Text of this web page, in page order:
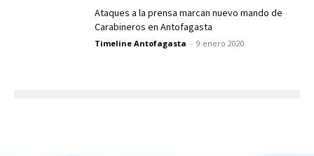
Ataques a la prensa marcan nuevo mando de
Carabineros en Antofagasta
Timeline Antofagasta - 9 enero 2020